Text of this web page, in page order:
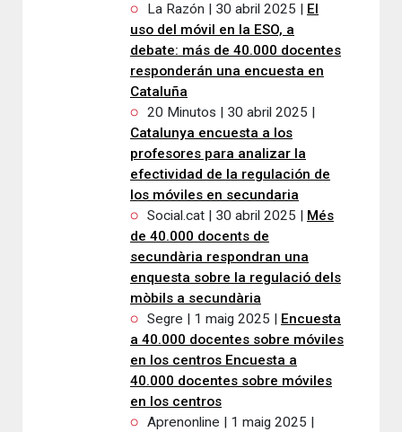
La Razón | 30 abril 2025 | El
uso del móvil en la ESO, a
debate: más de 40.000 docentes
responderán una encuesta en
Cataluña
20 Minutos | 30 abril 2025 |
Catalunya encuesta a los
profesores para analizar la
efectividad de la regulación de
los móviles en secundaria
Social.cat | 30 abril 2025 | Més
de 40.000 docents de
secundària respondran una
enquesta sobre la regulació dels
mòbils a secundària
Segre | 1 maig 2025 | Encuesta
a 40.000 docentes sobre móviles
en los centros Encuesta a
40.000 docentes sobre móviles
en los centros
Aprenonline | 1 maig 2025 |